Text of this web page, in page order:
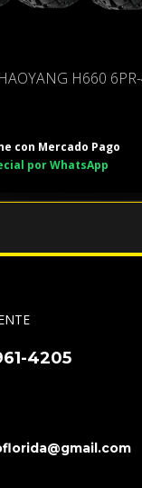
H660
con Mercado Pago
por WhatsApp
4205